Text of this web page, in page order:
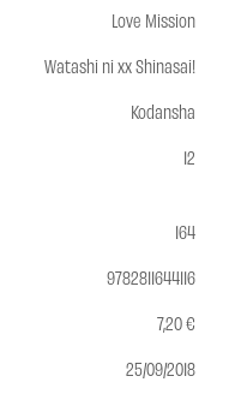
Love Mission
Watashi ni xx Shinasai!
Kodansha
12
164
9782811644116
7,20 €
25/09/2018